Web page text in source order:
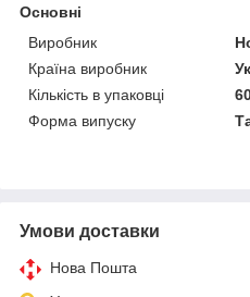
Основні
Виробник
Країна виробник
Кількість в упаковці
Форма випуску
Умови доставки
Нова Пошта